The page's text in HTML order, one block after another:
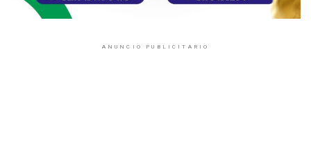
ANUNCIO PUBLICITARIO